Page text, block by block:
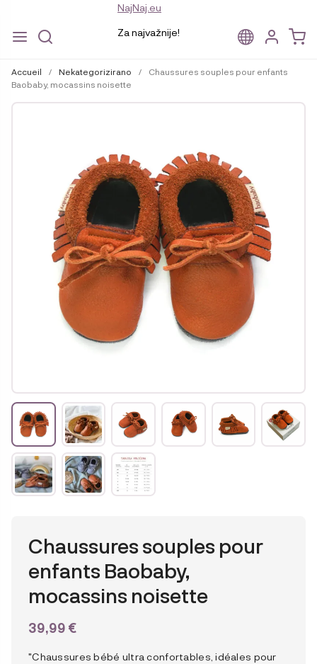
à
la
au
contenu
NajNaj.eu
Za najvažnije!
Accueil / Nekategorizirano /
Chaussures souples pour enfants
Baobaby, mocassins noisette
Chaussures souples pour
enfants Baobaby,
mocassins noisette
39,99 €
"Chaussures bébé ultra confortables, idéales pour